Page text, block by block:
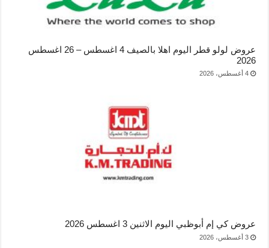
عروض لولو قطر اليوم اهلا بالصيف 4 اغسطس – 26 اغسطس
2026
4 أغسطس، 2026
عروض كي إم أبوظبي اليوم الاثنين 3 اغسطس 2026
3 أغسطس، 2026